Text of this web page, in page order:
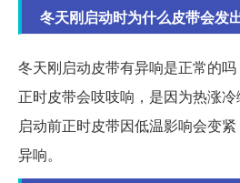
冬天刚启动时为什么皮带会发
冬天刚启动皮带有异响是正常的
正时皮带会吱吱响，是因为热涨
启动前正时皮带因低温影响会变
异响。